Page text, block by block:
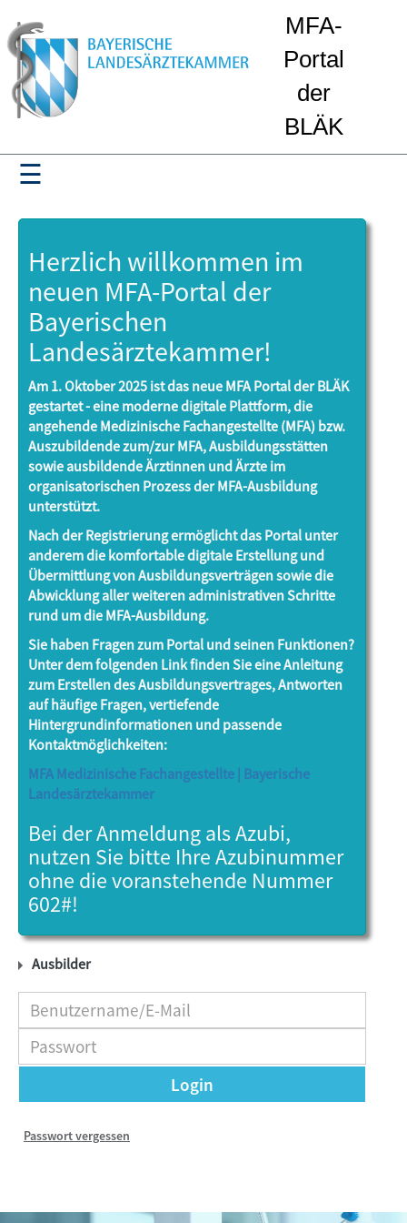
MFA-
Portal
der
BLÄK
☰
Start
Ausbildung
Ausbilder
Auszubildende
Prüfer
Hilfe
Herzlich willkommen im
neuen MFA-Portal der
Bayerischen
Landesärztekammer!
Am 1. Oktober 2025 ist das neue MFA Portal der BLÄK
gestartet - eine moderne digitale Plattform, die
angehende Medizinische Fachangestellte (MFA) bzw.
Auszubildende zum/zur MFA, Ausbildungsstätten
sowie ausbildende Ärztinnen und Ärzte im
organisatorischen Prozess der MFA-Ausbildung
unterstützt.
Nach der Registrierung ermöglicht das Portal unter
anderem die komfortable digitale Erstellung und
Übermittlung von Ausbildungsverträgen sowie die
Abwicklung aller weiteren administrativen Schritte
rund um die MFA-Ausbildung.
Sie haben Fragen zum Portal und seinen Funktionen?
Unter dem folgenden Link finden Sie eine Anleitung
zum Erstellen des Ausbildungsvertrages, Antworten
auf häufige Fragen, vertiefende
Hintergrundinformationen und passende
Kontaktmöglichkeiten:
MFA Medizinische Fachangestellte | Bayerische
Landesärztekammer
Bei der Anmeldung als Azubi,
nutzen Sie bitte Ihre Azubinummer
ohne die voranstehende Nummer
602#!
Ausbilder
Auszubildenden mit Prüfungsterminen,
Einladungsdaten, Prüfungsergebnissen und
Projektarbeiten.
Login
Passwort vergessen